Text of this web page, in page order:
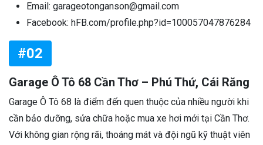
Email: garageotonganson@gmail.com
Facebook: hFB.com/profile.php?id=100057047876284
#02
Garage Ô Tô 68 Cần Thơ – Phú Thứ, Cái Răng
Garage Ô Tô 68 là điểm đến quen thuộc của nhiều người khi
cần bảo dưỡng, sửa chữa hoặc mua xe hơi mới tại Cần Thơ.
Với không gian rộng rãi, thoáng mát và đội ngũ kỹ thuật viên